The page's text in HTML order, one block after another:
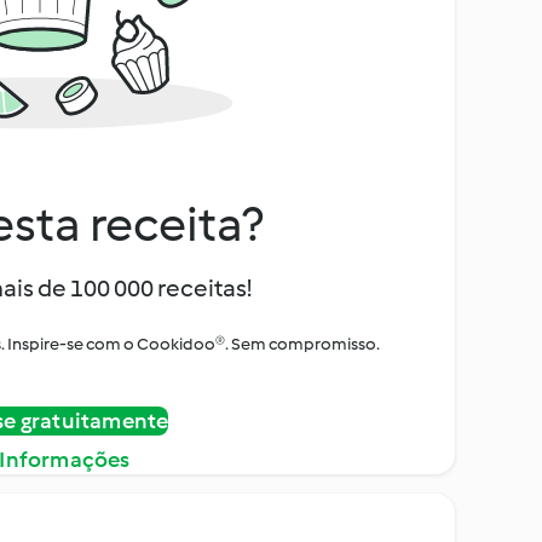
receita?
de 100 000 receitas!
Inspire-se com o Cookidoo®. Sem compromisso.
gratuitamente